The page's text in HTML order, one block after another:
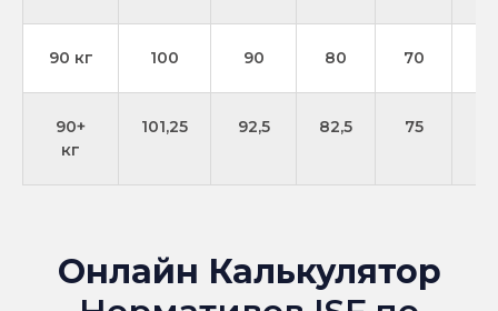
90 кг 100 90 80 70
90+
кг
101,25 92,5 82,5 75
Онлайн Калькулятор